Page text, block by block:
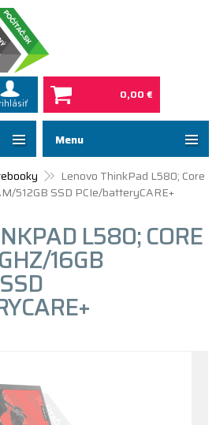
0,00 €
Menu
Lenovo ThinkPad L580; Core
512GB SSD PCIe/batteryCARE+
L580; CORE
16GB